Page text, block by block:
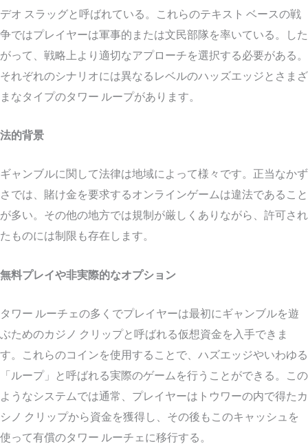
デオ スラッグと呼ばれている。これらのテキスト ベースの戦
争ではプレイヤーは軍事的または文民部隊を率いている。した
がって、戦略上より適切なアプローチを選択する必要がある。
それぞれのシナリオには異なるレベルのハッズエッジとさまざ
まなタイプのタワー ループがあります。
法的背景
ギャンブルに関して法律は地域によって様々です。正当なかず
さでは、賭け金を要求するオンラインゲームは違法であること
が多い。その他の地方では規制が厳しくありながら、許可され
たものには制限も存在します。
無料プレイや非実際的なオプション
タワー ルーチェの多くでプレイヤーは最初にギャンブルを遊
ぶためのカジノ クリップと呼ばれる仮想資金を入手できま
す。これらのコインを使用することで、ハズエッジやいわゆる
「ループ」と呼ばれる実際のゲームを行うことができる。この
ようなシステムでは通常、プレイヤーはトウワーの内で得たカ
シノ クリップから資金を獲得し、その後もこのキャッシュを
使って有償のタワー ルーチェに移行する。